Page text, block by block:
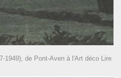
1949), de Pont-Aven à l'Art déco Lire